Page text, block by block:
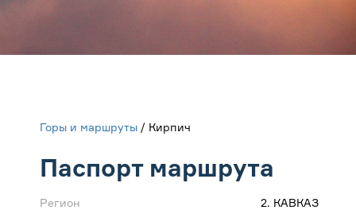
Горы и маршруты / Кирпич
Паспорт маршрута
Регион
2. КАВКАЗ